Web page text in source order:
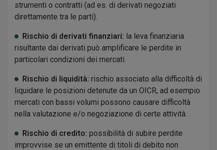
strumenti o contratti (ad es. di derivati negoziati
direttamente tra le parti).
Rischio di derivati finanziari: la leva finanziaria
risultante dai derivati può amplificare le perdite in
particolari condizioni dei mercati.
Rischio di liquidità: rischio associato alla difficoltà di
liquidare le posizioni detenute da un OICR, ad esempio
mercati con bassi volumi possono causare difficoltà
nella valutazione e/o negoziazione di certe attività.
Rischio di credito: possibilità di subire perdite
improvvise se un emittente di titoli di debito non